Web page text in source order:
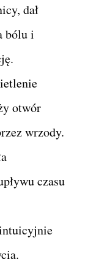
dał
bólu i
otwór
wrzody.
czasu